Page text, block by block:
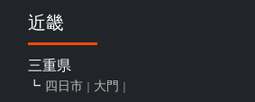
近畿
三重県
四日市 大門